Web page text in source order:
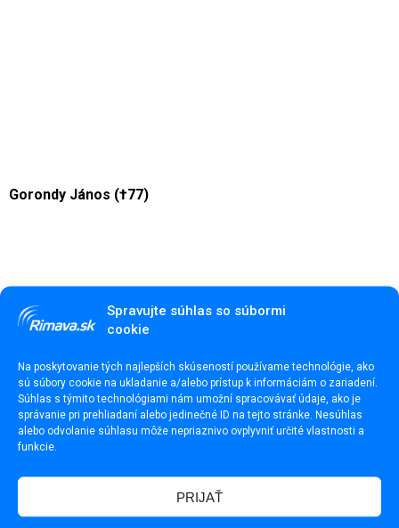
Spravujte súhlas so súbormi
cookie
Na poskytovanie tých najlepších skúseností používame technológie, ako
sú súbory cookie na ukladanie a/alebo prístup k informáciám o zariadení.
Súhlas s týmito technológiami nám umožní spracovávať údaje, ako je
správanie pri prehliadaní alebo jedinečné ID na tejto stránke. Nesúhlas
alebo odvolanie súhlasu môže nepriaznivo ovplyvniť určité vlastnosti a
funkcie.
PRIJAŤ
Gorondy János (†77)